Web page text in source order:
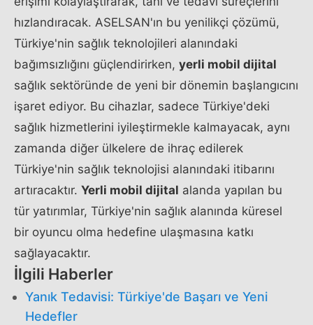
hızlandıracak. ASELSAN'ın bu yenilikçi çözümü,
Türkiye'nin sağlık teknolojileri alanındaki
bağımsızlığını güçlendirirken, yerli mobil dijital
sağlık sektöründe de yeni bir dönemin başlangıcını
işaret ediyor. Bu cihazlar, sadece Türkiye'deki
sağlık hizmetlerini iyileştirmekle kalmayacak, aynı
zamanda diğer ülkelere de ihraç edilerek
Türkiye'nin sağlık teknolojisi alanındaki itibarını
artıracaktır. Yerli mobil dijital alanda yapılan bu
tür yatırımlar, Türkiye'nin sağlık alanında küresel
bir oyuncu olma hedefine ulaşmasına katkı
sağlayacaktır.
İlgili Haberler
Yanık Tedavisi: Türkiye'de Başarı ve Yeni
Hedefler